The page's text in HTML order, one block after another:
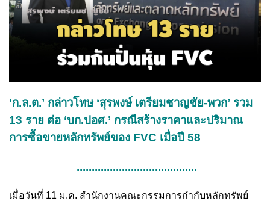
‘ก.ล.ต.’ กล่าวโทษ ‘สุรพงษ์ เตรียมชาญชัย-พวก’ รวม
13 ราย ต่อ ‘บก.ปอศ.’ กรณีสร้างราคาและปริมาณ
การซื้อขายหลักทรัพย์ของ FVC เมื่อปี 58
........................................
เมื่อวันที่ 11 ม.ค. สำนักงานคณะกรรมการกำกับหลักทรัพย์